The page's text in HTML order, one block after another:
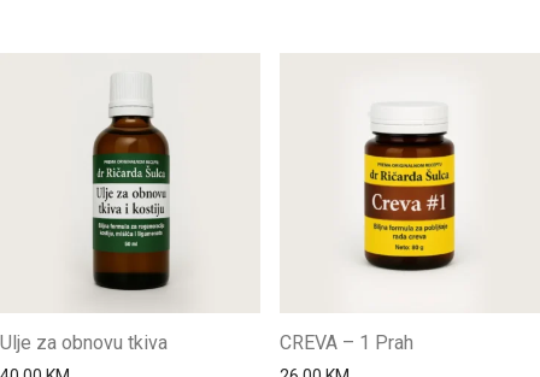
Ulje za obnovu tkiva CREVA – 1 Prah